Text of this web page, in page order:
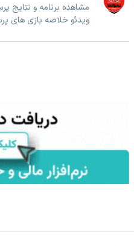
مشاهده برنامه و نتایج
ویدئو خلاصه بازی های